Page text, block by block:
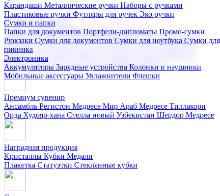
Карандаши Металлические ручки Наборы с ручками
Пластиковые ручки Футляры для ручек Эко ручки
Сумки и папки
Папки для документов Портфели-дипломаты Промо-сумки
Рюкзаки Сумки для документов Сумки для ноутбука Сумки для
пикника
Электроника
Аккумуляторы Зарядные устройства Колонки и наушники
Мобильные аксессуары Увлажнители Флешки
Подарочные наборы
Бизнес наборыКофейные наборы Кошельки
Наборы из кожиНаборы ручекНаборы с аккумуляторами
Наборы с бутылками для воды
Наборы с ежедневниками
Наборы с кружками
флешкамиНовогодние наборыЧайные наборы
Премиум сувенир
Ансамбль Регистон Медресе Мир Араб Медресе Тиллакори
Орда Худояр-хана Стелла новый Узбекистан Шердор Медресе
Наградная продукция
Kристаллы Кубки Медали
Плакетка Статуэтки Стеклянные кубки